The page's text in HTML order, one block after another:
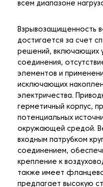
всем диапазоне
Взрывозащищенность
достигается за счет
решений, включающих
соединения,
элементов и
исключающих
электричества.
герметичный корпус,
потенциальных
окружающей средой.
входным патрубком
соединением,
крепление к
также имеет
предлагает высокую